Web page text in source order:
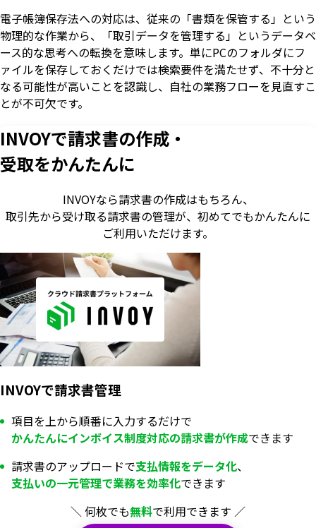
電子帳簿保存法への対応は、従来の「書類を保管する」という
物理的な作業から、「取引データを管理する」というデータベ
ース的な思考への転換を意味します。単にPCのフォルダにフ
ァイルを保存しておくだけでは検索要件を満たせず、不十分と
なる可能性が高いことを認識し、自社の業務フローを見直すこ
とが不可欠です。
INVOYで請求書の作成・
受取をかんたんに
INVOYなら請求書の作成はもちろん、
取引先から受け取る請求書の管理が、 初めてでもかんたんに
ご利用いただけます。
INVOYで請求書管理
項目を上から順番に入力するだけで
かんたんにインボイス制度対応の請求書が作成できます
請求書のアップロードで支払情報をデータ化、
支払いの一元管理で業務を効率化できます
＼ 何枚でも無料で利用できます ／
いますぐ無料登録